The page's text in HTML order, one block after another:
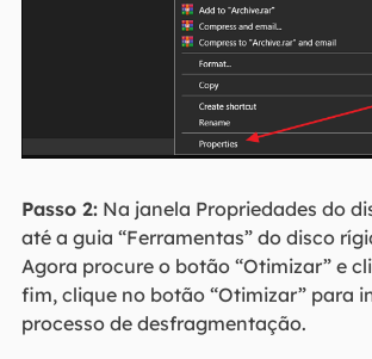
Passo 2:Na janela Propriedades do
até a guia “Ferramentas” do disco
Agora procure o botão “Otimizar” e
fim, clique no botão “Otimizar” para
processo de desfragmentação.